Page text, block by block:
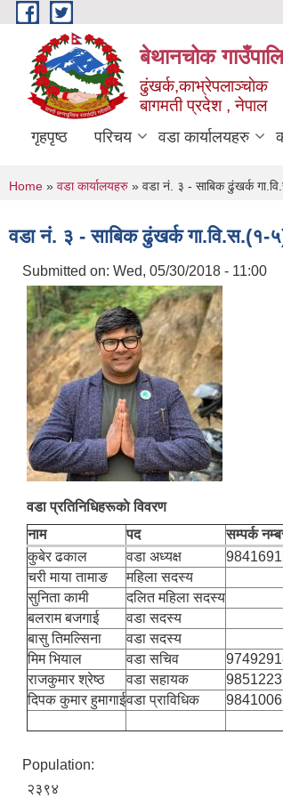
Skip to main content
बेथानचोक
ढुंखर्क,काभ्रेपलाञ्चाेक
बागमती प्रदेश , नेपाल
गृहपृष्ठ परिचय वडा कार्यालयहरु
You are here
Home » वडा कार्यालयहरु » वडा नं. ३ - साबिक ढुंखर्क
वडा नं. ३ - साबिक ढुंखर्क गा‌.वि.स.(१-
Submitted on: Wed, 05/30/2018 - 11:00
वडा प्रतिनिधिहरूकाे विवरण
नाम
पद
सम्पर्क
कुबेर ढकाल
वडा अध्यक्ष
चरी माया तामाङ
महिला सदस्य
सुनिता कामी
दलित महिला सदस्य
बलराम बजगाई
वडा सदस्य
बासु तिमल्सिना
वडा सदस्य
मिम भियाल
वडा सचिव
राजकुमार श्रेष्ठ
वडा सहायक
दिपक कुमार हुमागाईवडा प्राविधिक
Population:
२३९४